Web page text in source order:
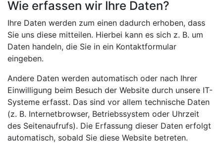
Wie erfassen wir Ihre Daten?
Ihre Daten werden zum einen dadurch erhoben, dass
Sie uns diese mitteilen. Hierbei kann es sich z. B. um
Daten handeln, die Sie in ein Kontaktformular
eingeben.
Andere Daten werden automatisch oder nach Ihrer
Einwilligung beim Besuch der Website durch unsere IT-
Systeme erfasst. Das sind vor allem technische Daten
(z. B. Internetbrowser, Betriebssystem oder Uhrzeit
des Seitenaufrufs). Die Erfassung dieser Daten erfolgt
automatisch, sobald Sie diese Website betreten.